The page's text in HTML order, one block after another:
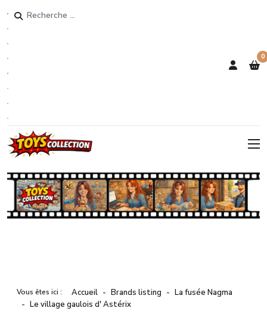
Rechercher
0
Vous êtes ici : Accueil Brands listing
La fusée Nagma
Le village gaulois d' Astérix